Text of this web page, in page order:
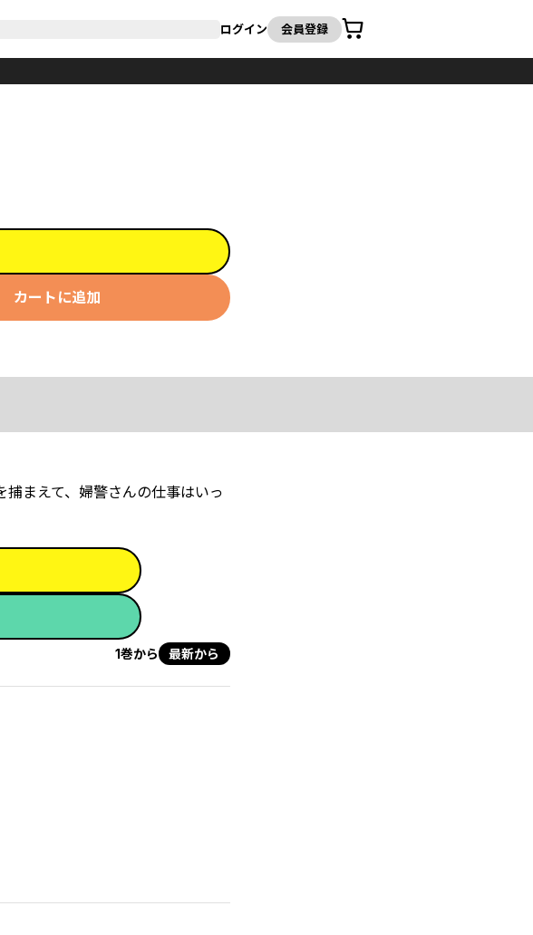
ログイン 会員登録
カート
カートに追加
まえて、婦警さんの仕事はいっ
1巻から 最新から